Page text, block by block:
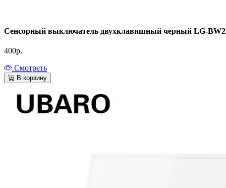
Сенсорный выключатель двухклавишный черный LG-
400р.
Смотреть
В корзину